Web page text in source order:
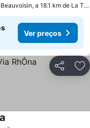
a 18.1 km de La
Ver preços
Partilhar